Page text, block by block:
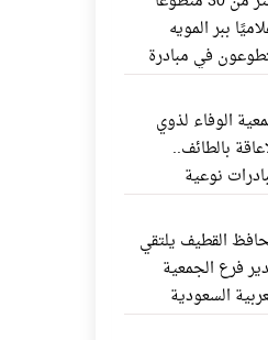
ببر المويه
في مبادرة
الخير» عبر
الوفاء لذوي
بالطائف..
نوعية
إنسانية تعزز
الحياة
القطيف يلتقي
فرع الجمعية
السعودية
والفنون بالدمام